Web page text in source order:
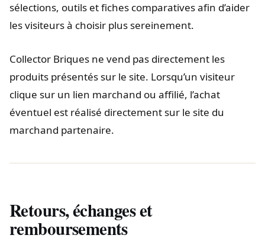
sélections, outils et fiches comparatives afin d’aider
les visiteurs à choisir plus sereinement.
Collector Briques ne vend pas directement les
produits présentés sur le site. Lorsqu’un visiteur
clique sur un lien marchand ou affilié, l’achat
éventuel est réalisé directement sur le site du
marchand partenaire.
Retours, échanges et
remboursements